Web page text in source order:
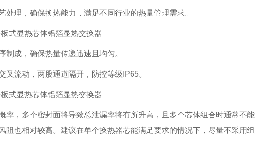
处理，确保换热能力，满足不同行业的热量管理需求。
制成，确保热量传递迅速且均匀。
叉流动，两股通道隔开，防控等级IP65。
率，多个密封面将导致总泄漏率将有所升高，且多个芯体组合时通常不能
也相对较高。建议在单个换热器芯能满足要求的情况下，尽量不采用组